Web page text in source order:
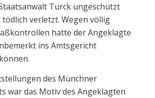
Turck ungeschützt
verletzt. Wegen völlig
hatte der Angeklagte
ins Amtsgericht
des Münchner
war das Motiv des Angeklagten